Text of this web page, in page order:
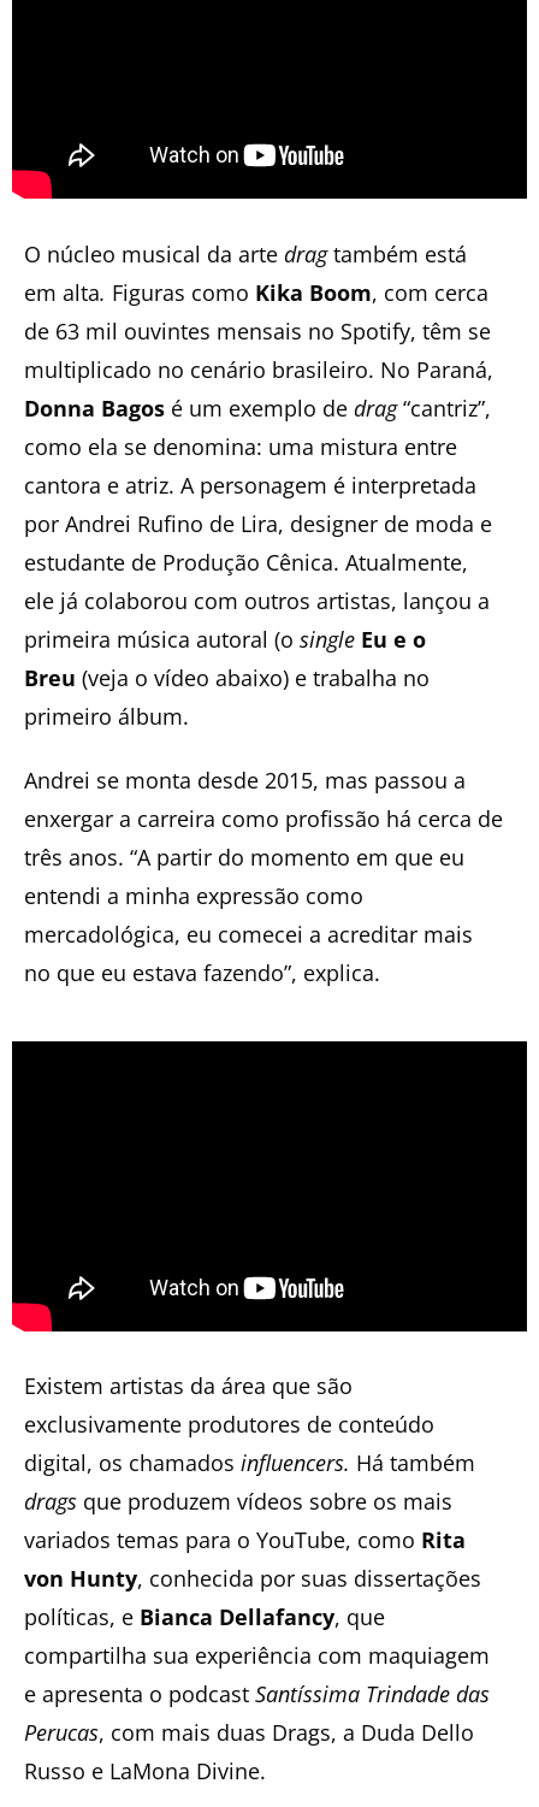
O núcleo musical da arte dragtambém está
em alta. Figuras como Kika Boom, com cerca
de 63 mil ouvintes mensais no Spotify, têm se
multiplicado no cenário brasileiro. No Paraná,
Donna Bagos é um exemplo de drag“cantriz”,
como ela se denomina: uma mistura entre
cantora e atriz. A personagem é interpretada
por Andrei Rufino de Lira, designer de moda e
estudante de Produção Cênica. Atualmente,
ele já colaborou com outros artistas, lançou a
primeira música autoral (o single Eu e o
Breu (veja o vídeo abaixo) e trabalha no
primeiro álbum.
Andrei se monta desde 2015, mas passou a
enxergar a carreira como profissão há cerca de
três anos. “A partir do momento em que eu
entendi a minha expressão como
mercadológica, eu comecei a acreditar mais
no que eu estava fazendo”, explica.
Existem artistas da área que são
exclusivamente produtores de conteúdo
digital, os chamados influencers. Há também
drags que produzem vídeos sobre os mais
variados temas para o YouTube, como Rita
von Hunty, conhecida por suas dissertações
políticas, e Bianca Dellafancy, que
compartilha sua experiência com maquiagem
e apresenta o podcast Santíssima Trindade das
Perucas, com mais duas Drags, a Duda Dello
Russo e LaMona Divine.